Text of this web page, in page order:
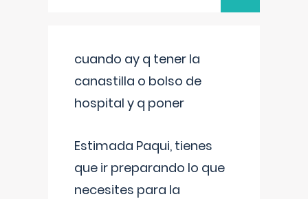
cuando ay q tener la
canastilla o bolso de
hospital y q poner
Estimada Paqui, tienes
que ir preparando lo que
necesites para la